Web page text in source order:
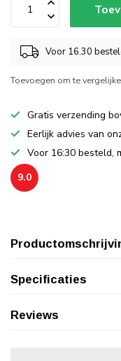
Voor 16.30
Toevoegen om te
Gratis verzending
Eerlijk advies van
Voor 16:30 besteld,
9.0
Specificaties
Reviews